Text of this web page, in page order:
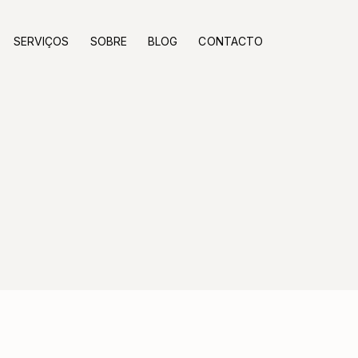
SERVIÇOS SOBRE BLOG CONTACTO